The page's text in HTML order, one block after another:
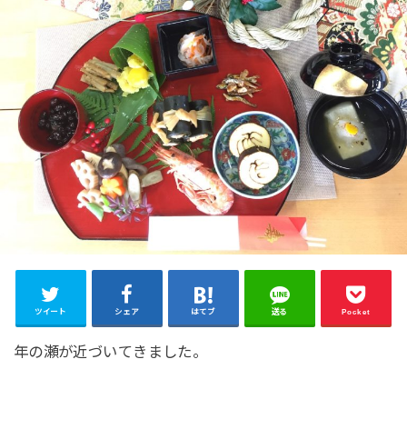
ツイート シェア はてブ 送る Pocket
年の瀬が近づいてきました。